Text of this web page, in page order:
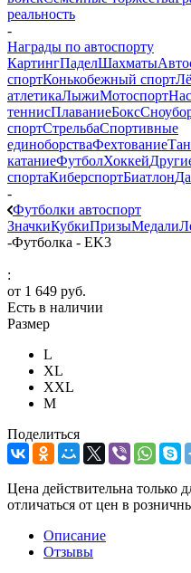
реальность
-
Награды по автоспорту
КартингПаделШахматы
спортКонькобежный спорт
атлетикаЛыжиМотоспорт
теннисПлаваниеБокс
спортСтрельбаСпортивные
единоборстваФехтование
катаниеФутболХоккей
спортаКиберспортБиатлон
-
Футболки автоспорт
ЗначкиКубкиПризыМедали
-Футболка - EK3
:
от 1 649 руб.
Есть в наличии
Размер
L
XL
XXL
М
Поделиться
Цена действительна только
отличаться от цен в
Описание
Отзывы